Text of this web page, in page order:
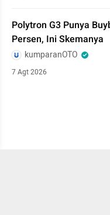
Polytron G3 Punya
Persen, Ini Skemanya
kumparanOTO
7 Agt 2026